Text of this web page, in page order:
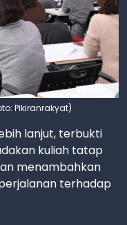
Pikiranrakyat)
lanjut, terbukti
kuliah tatap
menambahkan
terhadap